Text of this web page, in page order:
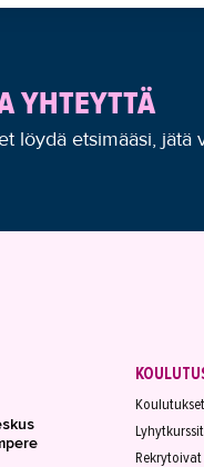
YHTEYTTÄ
löydä etsimääsi, jätä
Koulutukset